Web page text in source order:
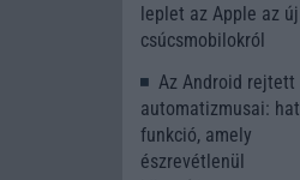
leplet az Apple az új
csúcsmobilokról
Az Android rejtett
automatizmusai: hat
funkció, amely
észrevétlenül